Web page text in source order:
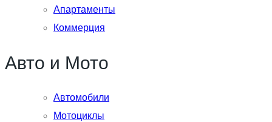
Апартаменты
Коммерция
Авто и Мото
Автомобили
Мотоциклы